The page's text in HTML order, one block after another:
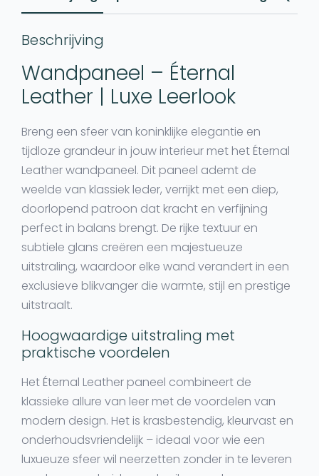
Beschrijving
Wandpaneel – Éternal
Leather | Luxe Leerlook
Breng een sfeer van koninklijke elegantie en
tijdloze grandeur in jouw interieur met het Éternal
Leather wandpaneel. Dit paneel ademt de
weelde van klassiek leder, verrijkt met een diep,
doorlopend patroon dat kracht en verfijning
perfect in balans brengt. De rijke textuur en
subtiele glans creëren een majestueuze
uitstraling, waardoor elke wand verandert in een
exclusieve blikvanger die warmte, stijl en prestige
uitstraalt.
Hoogwaardige uitstraling met
praktische voordelen
Het Éternal Leather paneel combineert de
klassieke allure van leer met de voordelen van
modern design. Het is krasbestendig, kleurvast en
onderhoudsvriendelijk – ideaal voor wie een
luxueuze sfeer wil neerzetten zonder in te leveren